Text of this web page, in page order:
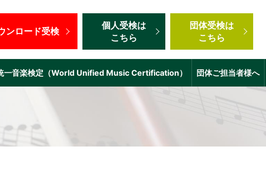
ンロード受検
個人受検は
こちら
団体受検は
こちら
一音楽検定（World Unified Music Certification） 団体ご担当者様へ